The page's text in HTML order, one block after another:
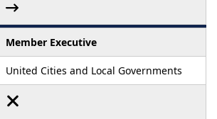
Member Executive
United Cities and Local Governments